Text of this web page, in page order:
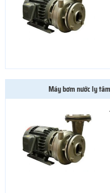
Máy bơm nước ly